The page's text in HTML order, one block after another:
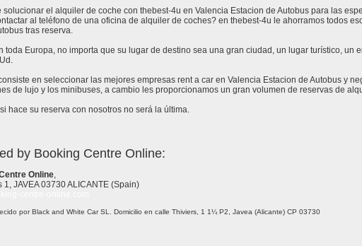
el alquiler de coche con thebest-4u en Valencia Estacion de Autobus para las
al teléfono de una oficina de alquiler de coches? en thebest-4u le ahorramos todos
tras reserva.
toda Europa, no importa que su lugar de destino sea una gran ciudad, un lugar turístico, un
en seleccionar las mejores empresas rent a car en Valencia Estacion de Autobus y
de lujo y los minibuses, a cambio les proporcionamos un gran volumen de reservas de
hace su reserva con nosotros no será la última.
by Booking Centre Online:
Online,
1, JAVEA 03730 ALICANTE (Spain)
por Black and White Car SL. Domicilio en calle Thiviers, 1 1¼ P2, Javea (Alicante) CP 03730